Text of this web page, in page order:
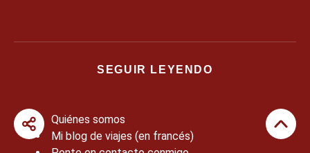
SEGUIR LEYENDO
Quiénes somos
Mi blog de viajes (en francés)